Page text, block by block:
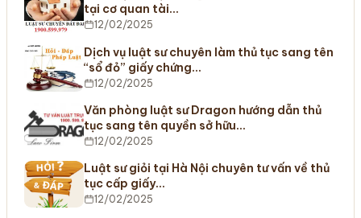
tại cơ quan tài…
12/02/2025
Dịch vụ luật sư chuyên làm thủ tục sang tên
“sổ đỏ” giấy chứng…
12/02/2025
Văn phòng luật sư Dragon hướng dẫn thủ
tục sang tên quyền sở hữu…
12/02/2025
Luật sư giỏi tại Hà Nội chuyên tư vấn về thủ
tục cấp giấy…
12/02/2025